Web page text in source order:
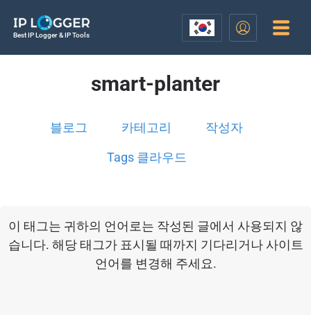
Best IP Logger & IP Tools
smart-planter
블로그 카테고리 작성자
Tags 클라우드